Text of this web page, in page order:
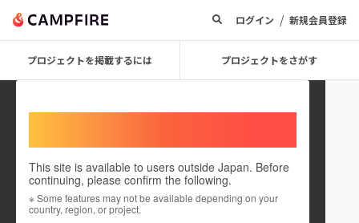
ログイン / 新規会員登録
プロジェクトを掲載するには プロジェクトをさがす
This site is available to users outside Japan. Before
continuing, please confirm the following.
※ Some features may not be available depending on your
country, region, or project.
明和工業株式会社